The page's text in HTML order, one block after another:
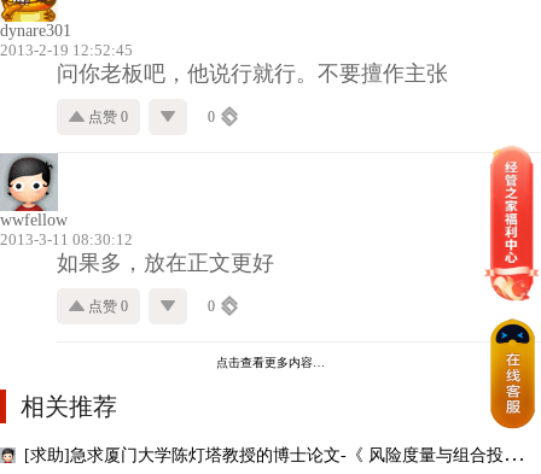
dynare301
2013-2-19 12:52:45
问你老板吧，他说行就行。不要擅作主张
点赞 0 0
wwfellow
2013-3-11 08:30:12
如果多，放在正文更好
点赞 0 0
点击查看更多内容…
相关推荐
[求助]急求厦门大学陈灯塔教授的博士论文-《 风险度量与组合投资新